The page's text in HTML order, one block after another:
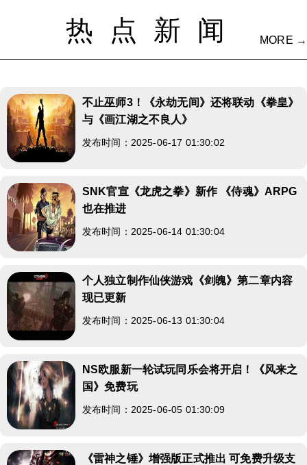
热点新闻 MORE →
不止巫师3！《永劫无间》还将联动《拳皇》
与《画江湖之不良人》
发布时间：2025-06-17 01:30:02
SNK官宣《龙虎之拳》新作 《侍魂》ARPG
也在推进
发布时间：2025-06-14 01:30:04
个人独立制作仙侠游戏《剑魄》第二章内容
现已更新
发布时间：2025-06-13 01:30:04
NS欧服新一轮试玩同乐会将开启！《风来之
国》免费玩
发布时间：2025-06-05 01:30:09
《雷神之锤》增强版正式推出 可免费升级支